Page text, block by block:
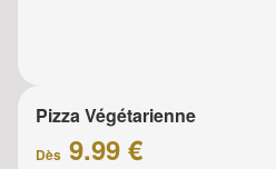
Pizza Végétarienne
Dès 9.99 €